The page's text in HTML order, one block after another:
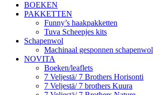
BOEKEN
PAKKETTEN
Funny’s haakpakketten
Tuva Scheepjes kits
Schapenwol
Machinaal gesponnen schapenwol
NOVITA
Boeken/leaflets
7 Veljestä/ 7 Brothers Horisonti
7 Veljestä/ 7 brothers Kuura